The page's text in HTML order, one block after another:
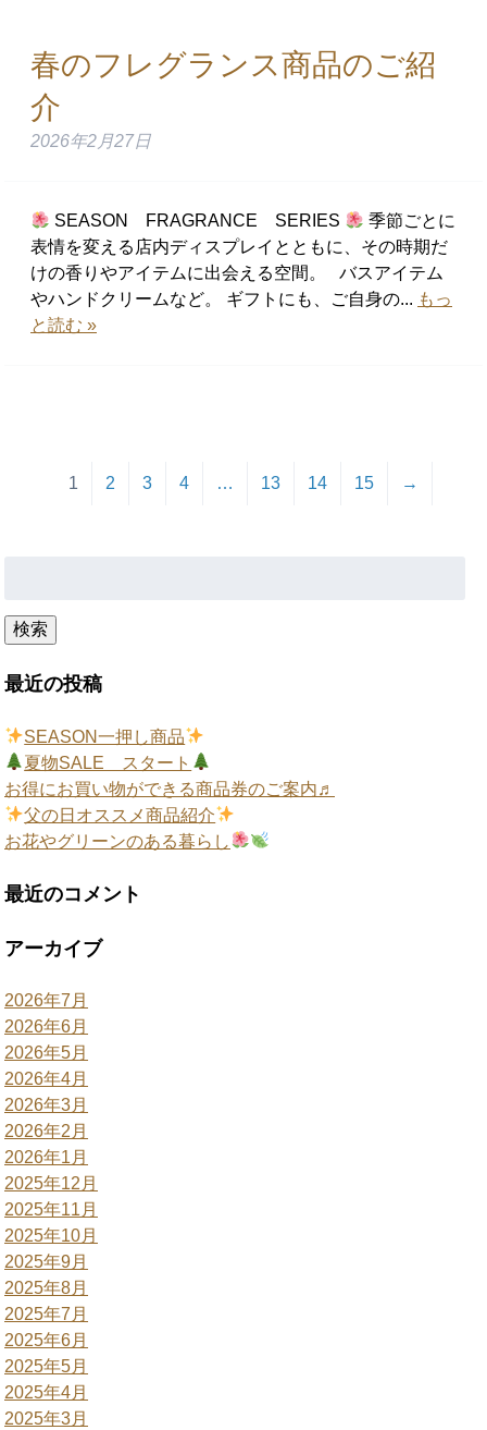
春のフレグランス商品のご紹
介
2026年2月27日
SEASON FRAGRANCE SERIES
季節ごとに
表情を変える店内ディスプレイとともに、その時期だ
けの香りやアイテムに出会える空間。 バスアイテム
やハンドクリームなど。 ギフトにも、ご自身の... もっ
と読む »
1 2 3 4 … 13 14 15 →
検索
最近の投稿
SEASON一押し商品
夏物SALE スタート
お得にお買い物ができる商品券のご案内♬
父の日オススメ商品紹介
お花やグリーンのある暮らし
最近のコメント
アーカイブ
2026年7月
2026年6月
2026年5月
2026年4月
2026年3月
2026年2月
2026年1月
2025年12月
2025年11月
2025年10月
2025年9月
2025年8月
2025年7月
2025年6月
2025年5月
2025年4月
2025年3月